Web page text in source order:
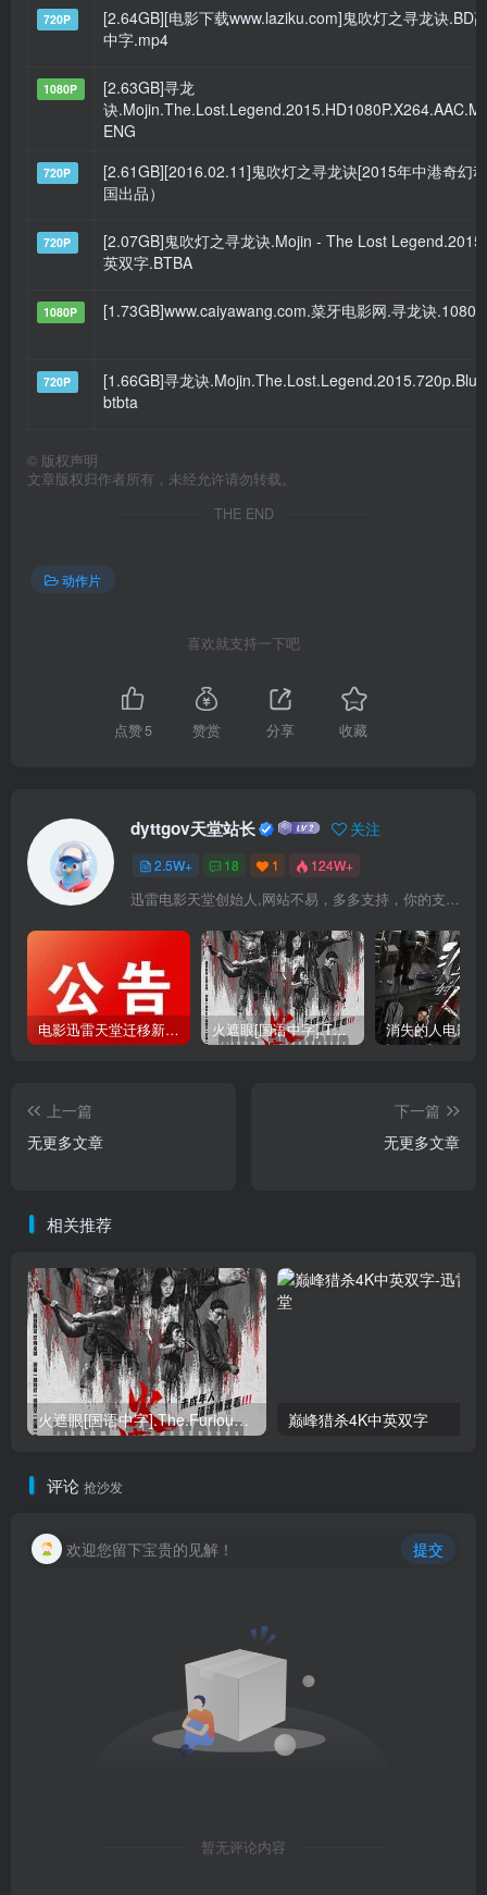
720P
[2.64GB][电影下载www.laziku.com]鬼吹灯之寻龙诀.BD
中字.mp4
1080P
[2.63GB]寻龙
诀
ENG
720P
[2.61GB][2016.02.11]鬼吹灯之寻龙诀[2015年中港奇幻
国出品）
720P
[2.07GB]鬼吹灯之寻龙诀.Mojin - The Lost
英双字.BTBA
1080P [1.73GB]www.caiyawang.com.菜牙电影网.寻龙诀
720P
[1.66GB]寻龙诀
btbta
© 版权声明
文章版权归作者所有，未经允许请勿转载。
THE END
动作片
喜欢就支持一下吧
点赞5 赞赏 分享 收藏
dyttgov天堂站长 关注
2.5W+ 18 1 124W+
迅雷电影天堂创始人,网站不易，多多支持，你的支持，是我前进的动力！
电影迅雷天堂迁移新服务器,正常更新，维护完毕! 火遮眼[国语中字].The.Furious.2026.1080p+2160p高清下载
上一篇
无更多文章
下一篇
无更多文章
相关推荐
火遮眼[国语中字].The.Furious.2026.1080p+2160p高清下载 巅峰猎杀4K中英双字
评论 抢沙发
欢迎您留下宝贵的见解！ 提交
暂无评论内容